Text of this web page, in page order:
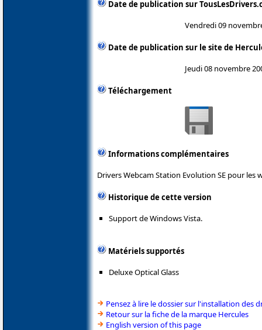
Date de publication sur
Vendredi 09
Date de publication sur le site de
Jeudi 08 novembre
Téléchargement
Informations complémentaires
Drivers Webcam Station Evolution SE pour les
Historique de cette version
Support de Windows Vista.
Matériels supportés
Deluxe Optical Glass
Pensez à lire le dossier sur l'installation des
Retour sur la fiche de la marque Hercules
English version of this page